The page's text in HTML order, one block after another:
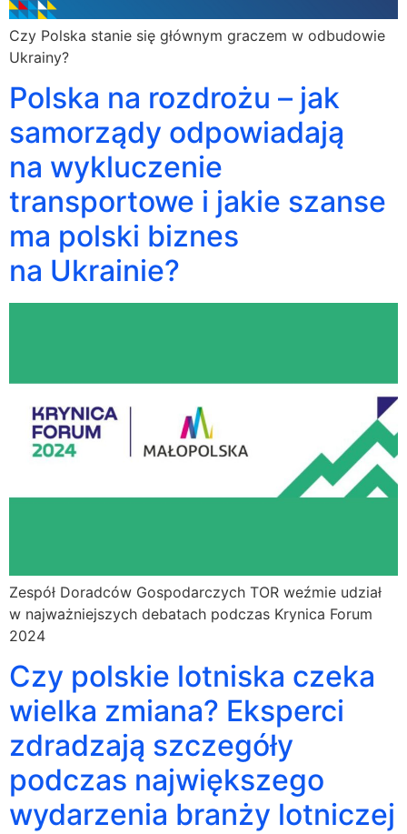
Czy Polska stanie się głównym graczem w odbudowie
Ukrainy?
Polska na rozdrożu – jak
samorządy odpowiadają
na wykluczenie
transportowe i jakie szanse
ma polski biznes
na Ukrainie?
Zespół Doradców Gospodarczych TOR weźmie udział
w najważniejszych debatach podczas Krynica Forum
2024
Czy polskie lotniska czeka
wielka zmiana? Eksperci
zdradzają szczegóły
podczas największego
wydarzenia branży lotniczej